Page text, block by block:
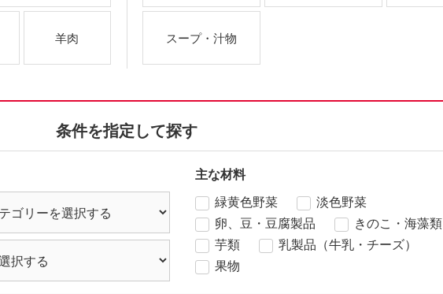
羊肉 スープ・汁物
条件を指定して探す
主な材料
緑黄色野菜
淡色野菜
卵、豆・豆腐製品
きのこ・海藻類
芋類
乳製品（牛乳・チーズ）
果物